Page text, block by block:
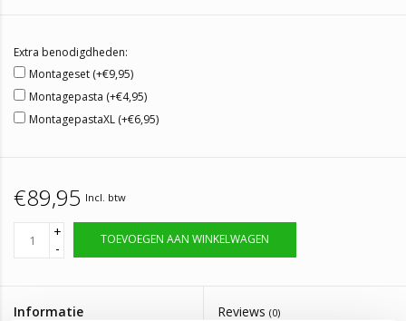
Extra benodigdheden:
Montageset (+€9,95)
Montagepasta (+€4,95)
MontagepastaXL (+€6,95)
€89,95 Incl. btw
+
-
TOEVOEGEN AAN WINKELWAGEN
Informatie Reviews (0)